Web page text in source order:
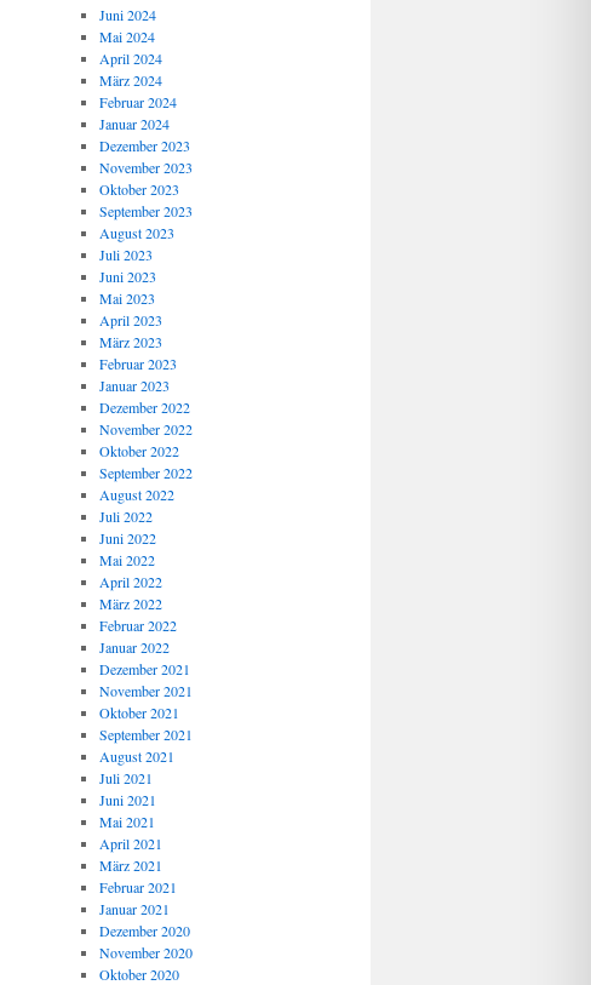
Juni 2024
Mai 2024
April 2024
März 2024
Februar 2024
Januar 2024
Dezember 2023
November 2023
Oktober 2023
September 2023
August 2023
Juli 2023
Juni 2023
Mai 2023
April 2023
März 2023
Februar 2023
Januar 2023
Dezember 2022
November 2022
Oktober 2022
September 2022
August 2022
Juli 2022
Juni 2022
Mai 2022
April 2022
März 2022
Februar 2022
Januar 2022
Dezember 2021
November 2021
Oktober 2021
September 2021
August 2021
Juli 2021
Juni 2021
Mai 2021
April 2021
März 2021
Februar 2021
Januar 2021
Dezember 2020
November 2020
Oktober 2020